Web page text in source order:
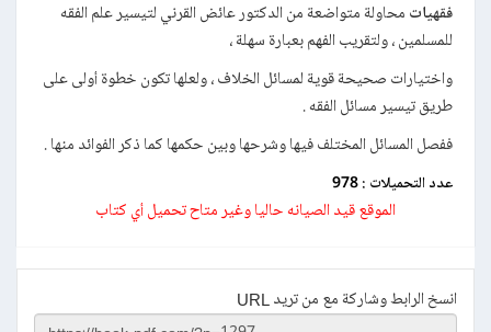
فقهيات محاولة متواضعة من الدكتور عائض القرني لتيسير علم الفقه
للمسلمين ، ولتقريب الفهم بعبارة سهلة ،
واختيارات صحيحة قوية لمسائل الخلاف ، ولعلها تكون خطوة أولى على
طريق تيسير مسائل الفقه .
ففصل المسائل المختلف فيها وشرحها وبين حكمها كما ذكر الفوائد منها .
عدد التحميلات : 978
الموقع قيد الصيانه حاليا وغير متاح تحميل أي كتاب
انسخ الرابط وشاركة مع من تريد URL